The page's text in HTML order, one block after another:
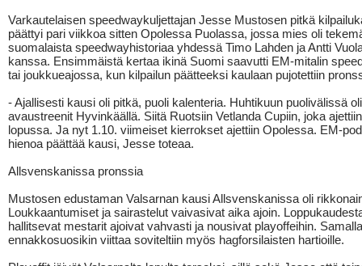
Varkautelaisen speedwaykuljettajan Jesse Mustosen pitkä
päättyi pari viikkoa sitten Opolessa Puolassa, jossa mies oli
suomalaista speedwayhistoriaa yhdessä Timo Lahden ja Antti
kanssa. Ensimmäistä kertaa ikinä Suomi saavutti EM-mitalin
tai joukkueajossa, kun kilpailun päätteeksi kaulaan pujotettiin
- Ajallisesti kausi oli pitkä, puoli kalenteria. Huhtikuun puolivälissä
avaustreenit Hyvinkäällä. Siitä Ruotsiin Vetlanda Cupiin, joka
lopussa. Ja nyt 1.10. viimeiset kierrokset ajettiin Opolessa. EM-
hienoa päättää kausi, Jesse toteaa.
Allsvenskanissa pronssia
Mustosen edustaman Valsarnan kausi Allsvenskanissa oli
Loukkaantumiset ja sairastelut vaivasivat aika ajoin.
hallitsevat mestarit ajoivat vahvasti ja nousivat playoffeihin. Samalla
ennakkosuosikin viittaa soviteltiin myös hagforsilaisten hartioille.